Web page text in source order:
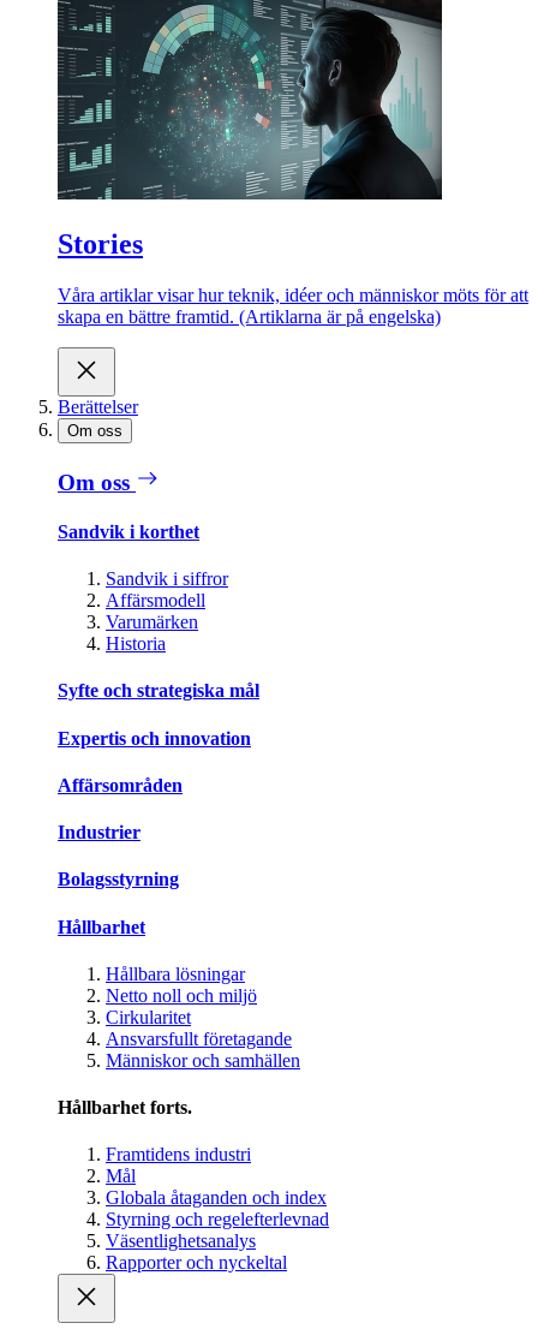
Stories
Våra artiklar visar hur teknik, idéer och människor möts för att
skapa en bättre framtid. (Artiklarna är på engelska)
Berättelser
Om oss
Om oss
Sandvik i korthet
Sandvik i siffror
Affärsmodell
Varumärken
Historia
Syfte och strategiska mål
Expertis och innovation
Affärsområden
Industrier
Bolagsstyrning
Hållbarhet
Hållbara lösningar
Netto noll och miljö
Cirkularitet
Ansvarsfullt företagande
Människor och samhällen
Hållbarhet forts.
Framtidens industri
Mål
Globala åtaganden och index
Styrning och regelefterlevnad
Väsentlighetsanalys
Rapporter och nyckeltal